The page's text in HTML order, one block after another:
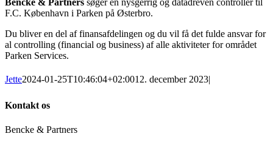
Bencke & Partners søger en nysgerrig og datadreven controller til
F.C. København i Parken på Østerbro.
Du bliver en del af finansafdelingen og du vil få det fulde ansvar for
al controlling (financial og business) af alle aktiviteter for området
Parken Services.
Jette2024-01-25T10:46:04+02:0012. december 2023|
Kontakt os
Bencke & Partners